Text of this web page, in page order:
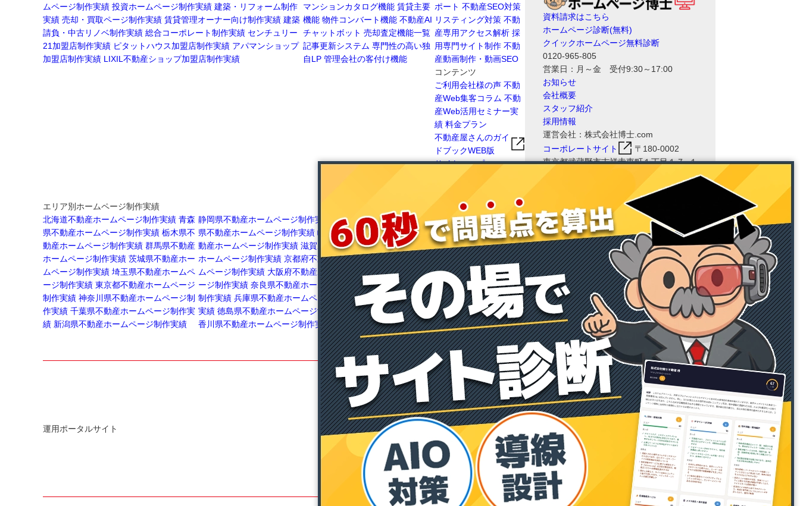
ムページ制作実績 投資ホームページ制作実績 建築・リフォーム制作
実績 売却・買取ページ制作実績 賃貸管理オーナー向け制作実績 建築
請負・中古リノベ制作実績 総合コーポレート制作実績 センチュリー
21加盟店制作実績 ピタットハウス加盟店制作実績 アパマンショップ
加盟店制作実績 LIXIL不動産ショップ加盟店制作実績
マンションカタログ機能 賃貸主要
機能 物件コンバート機能 不動産AI
チャットボット 売却査定機能一覧
記事更新システム 専門性の高い独
自LP 管理会社の客付け機能
ポート 不動産SEO対策
リスティング対策 不動
産専用アクセス解析 採
用専門サイト制作 不動
産動画制作・動画SEO
コンテンツ
ご利用会社様の声 不動
産Web集客コラム 不動
産Web活用セミナー実
績 料金プラン
不動産屋さんのガイ
ドブックWEB版
サイトマップ
エリア別ホームページ制作実績
北海道不動産ホームページ制作実績 青森
県不動産ホームページ制作実績 栃木県不
動産ホームページ制作実績 群馬県不動産
ホームページ制作実績 茨城県不動産ホー
ムページ制作実績 埼玉県不動産ホームペ
ージ制作実績 東京都不動産ホームページ
制作実績 神奈川県不動産ホームページ制
作実績 千葉県不動産ホームページ制作実
績 新潟県不動産ホームページ制作実績
静岡県不動産ホームページ制作実績
愛知
県不動産ホームページ制作実績 岐阜県不
動産ホームページ制作実績 滋賀県不動産
ホームページ制作実績 京都府不動産ホー
ムページ制作実績 大阪府不動産ホームペ
ージ制作実績 奈良県不動産ホームページ
制作実績 兵庫県不動産ホームページ制作
実績 徳島県不動産ホームページ制作実績
香川県不動産ホームページ制作実績
愛媛県不動産ホームページ制作実績 高知県不
動産ホームページ制作実績 広島県不動産ホー
ムページ制作実績
福岡県不動産ホームページ
制作実績 長崎県不動産ホームページ制作実績
佐賀県不動産ホームページ制作実績
鹿児島県
不動産ホームページ制作実績 熊本県不動産ホ
ームページ制作実績 宮崎県不動産ホームペー
ジ制作実績 和歌山県不動産ホームページ制作
実績 沖縄県不動産ホームページ制作実績
運用ポータルサイト
不動産賃貸経営博士
不動産投資博士
賃貸博士
メディア博士
マニュアル博士
博士ドットコム通信
飯能ベース
資料請求はこちら
ホームページ診断(無料)
クイックホームページ無料診断
0120-965-805
営業日：月～金 受付9:30～17:00
お知らせ
会社概要
スタッフ紹介
採用情報
運営会社：株式会社博士.com
コーポレートサイト
〒180-0002
東京都武蔵野市吉祥寺東町１丁目１７−１
８ 三角ビル 2F
ホームページ博士RHSの運営会社である
株式会社博士.comは、情報セキュリティ
マネジメントシステム（ISMS）の国際規
格「ISO/IEC 27001:2022（JIS Q
27001:2023）」および、品質マネジメン
トシステムの国際規格「ISO
9001:2015（JIS Q 9001:2015）」の認証
を取得しております。お客様の機密情報
の適切な保護と業務品質の継続的な向上
を徹底し、安心・安全なサービスの提供
に努めてまいります。